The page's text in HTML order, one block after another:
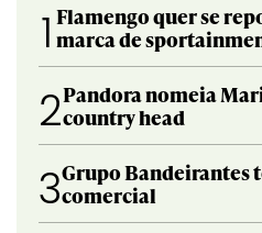
1 Flamengo quer se
marca de
2Pandora nomeia
country head
3Grupo Bandeirantes
comercial